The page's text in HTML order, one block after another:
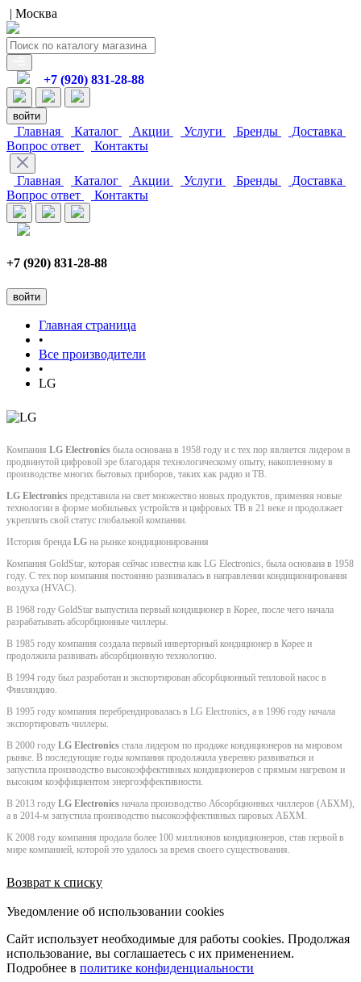
| Москва
+7 (920) 831-28-88
войти
Главная Каталог Акции Услуги Бренды
Доставка
Вопрос ответ
Контакты
Главная Каталог Акции Услуги Бренды
Доставка
Вопрос ответ
Контакты
+7 (920) 831-28-88
войти
Главная страница
•
Все производители
•
LG
Компания LG Electronics была основана в 1958 году и с тех пор является лидером в
продвинутой цифровой эре благодаря технологическому опыту, накопленному в
производстве многих бытовых приборов, таких как радио и ТВ.
LG Electronics представила на свет множество новых продуктов, применяя новые
технологии в форме мобильных устройств и цифровых ТВ в 21 веке и продолжает
укреплять свой статус глобальной компании.
История бренда LG на рынке кондиционирования
Компания GoldStar, которая сейчас известна как LG Electronics, была основана в 1958
году. С тех пор компания постоянно развивалась в направлении кондиционирования
воздуха (HVAC).
В 1968 году GoldStar выпустила первый кондиционер в Корее, после чего начала
разрабатывать абсорбционные чиллеры.
В 1985 году компания создала первый инверторный кондиционер в Корее и
продолжила развивать абсорбционную технологию.
В 1994 году был разработан и экспортирован абсорбционный тепловой насос в
Финляндию.
В 1995 году компания перебрендировалась в LG Electronics, а в 1996 году начала
экспортировать чиллеры.
В 2000 году LG Electronics стала лидером по продаже кондиционеров на мировом
рынке. В последующие годы компания продолжила уверенно развиваться и
запустила производство высокоэффективных кондиционеров с прямым нагревом и
высоким коэффициентом энергоэффективности.
В 2013 году LG Electronics начала производство Абсорбционных чиллеров (АБХМ),
а в 2014-м запустила производство высокоэффективных паровых АБХМ.
К 2008 году компания продала более 100 миллионов кондиционеров, став первой в
мире компанией, которой это удалось за время своего существования.
Возврат к списку
Уведомление об использовании cookies
Сайт использует необходимые для работы cookies. Продолжая
использование, вы соглашаетесь с их применением.
Подробнее в политике конфиденциальности